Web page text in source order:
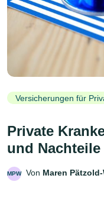
Versicherungen für
Private
und Nachteile
MPW Von Maren